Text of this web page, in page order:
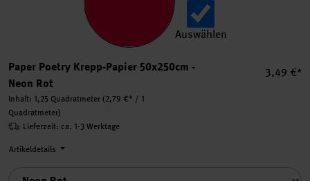
Auswählen
Paper Poetry Krepp-Papier 50x250cm -
Neon Rot
Inhalt: 1,25 Quadratmeter (2,79 €* / 1
Quadratmeter)
3,49 €*
Lieferzeit: ca. 1-3 Werktage
Artikeldetails